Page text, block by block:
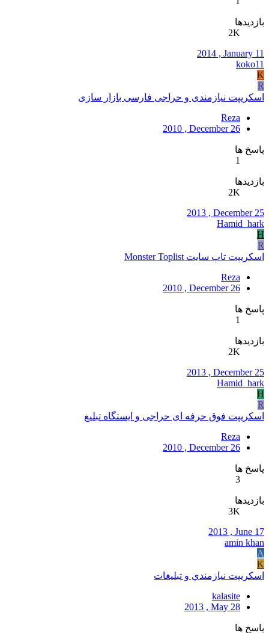
بازدیدها
2K
2014 , January 11
koko11
K
R
اسکریپت نیازمندی و حراجی فارسی بازار سازی
Reza
2010 , December 26
پاسخ ها
1
بازدیدها
2K
2013 , December 25
Hamid_hark
H
R
اسکریپت تاپ سایت Monster Toplist
Reza
2010 , December 26
پاسخ ها
1
بازدیدها
2K
2013 , December 25
Hamid_hark
H
R
اسکریپت فوق حرفه ای حراجی و ایستگاه تبلیغ
Reza
2010 , December 26
پاسخ ها
3
بازدیدها
3K
2013 , June 17
amin khan
A
K
اسكريپت نيازمندي و تبليغات
kalasite
2013 , May 28
پاسخ ها